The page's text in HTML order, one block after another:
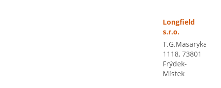
Longfield
s.r.o.
T.G.Masaryka
1118, 73801
Frýdek-
Místek